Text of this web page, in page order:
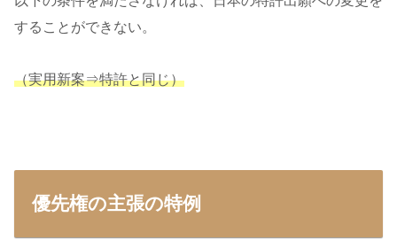
することができない。
（実用新案⇒特許と同じ）
優先権の主張の特例